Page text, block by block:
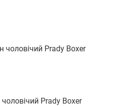
М. 21-Г
15
Prady Boxer